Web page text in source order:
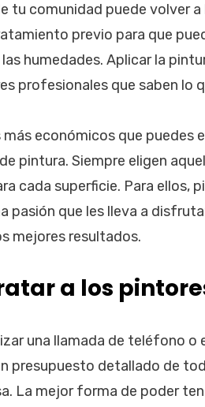
tu comunidad puede volver
previo para que
humedades. Aplicar la
profesionales que saben lo
económicos que puedes
pintura. Siempre eligen
cada superficie. Para ellos,
pasión que les lleva a
mejores resultados.
a los
una llamada de teléfono o
presupuesto detallado de
La mejor forma de poder